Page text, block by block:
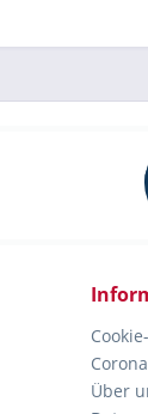
Corona
Über